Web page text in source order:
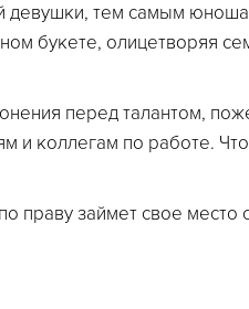
девушки, тем самым
букете, олицетворяя
перед талантом,
и коллегам по работе.
праву займет свое место